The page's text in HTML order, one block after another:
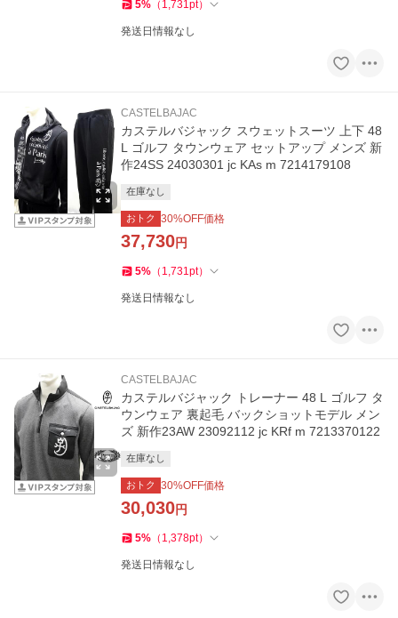
5% （ 1,731pt）
発送日情報なし
CASTELBAJAC
カステルバジャック スウェットスーツ 上下 48
L ゴルフ タウンウェア セットアップ メンズ 新
作24SS 24030301 jc KAs m 7214179108
在庫なし
おトク 30%OFF価格
37,730円
5% （ 1,731pt）
発送日情報なし
CASTELBAJAC
カステルバジャック トレーナー 48 L ゴルフ タ
ウンウェア 裏起毛 バックショットモデル メン
ズ 新作23AW 23092112 jc KRf m 7213370122
在庫なし
おトク 30%OFF価格
30,030円
5% （ 1,378pt）
発送日情報なし